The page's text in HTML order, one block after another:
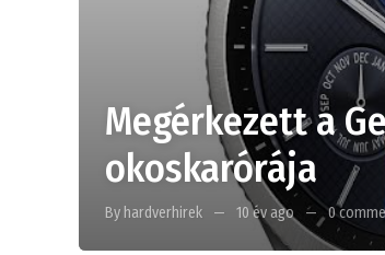
Megérkezett a
okoskarórája
By hardverhirek 10 év ago 0